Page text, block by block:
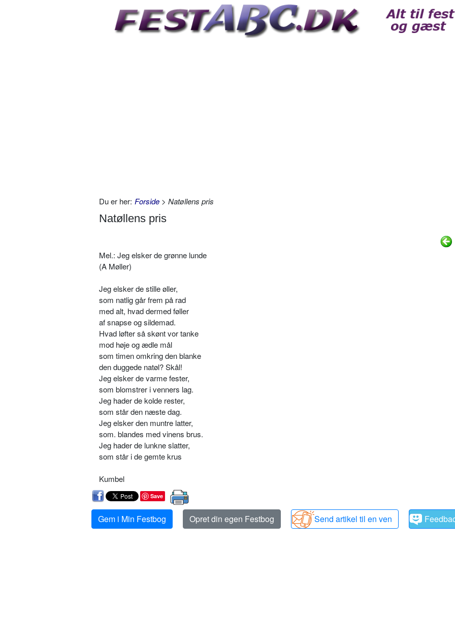
Du er her: Forside > Natøllens pris
Natøllens pris
Mel.: Jeg elsker de grønne lunde
(A Møller)
Jeg elsker de stille øller,
som natlig går frem på rad
med alt, hvad dermed føller
af snapse og sildemad.
Hvad løfter så skønt vor tanke
mod høje og ædle mål
som timen omkring den blanke
den duggede natøl? Skål!
Jeg elsker de varme fester,
som blomstrer i venners lag.
Jeg hader de kolde rester,
som står den næste dag.
Jeg elsker den muntre latter,
som. blandes med vinens brus.
Jeg hader de lunkne slatter,
som står i de gemte krus
Kumbel
Save
Gem i Min Festbog Opret din egen Festbog Send artikel til en ven